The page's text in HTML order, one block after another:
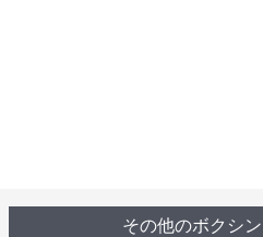
その他のボクシ